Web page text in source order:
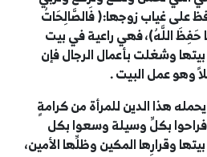
على غياب زوجها:( فَالصَّالِحَاتُ
حَفِظَ اللَّهُ)، فهي راعية في بيت
وشغلت بأعمال الرجال فإن
وهو عمل البيت .
هذا الدين للمرأة من كرامةٍ
فراحوا بكلِّ وسيلة وسعوا بكل
وقرارِها المكين وظلِّها الأمين،